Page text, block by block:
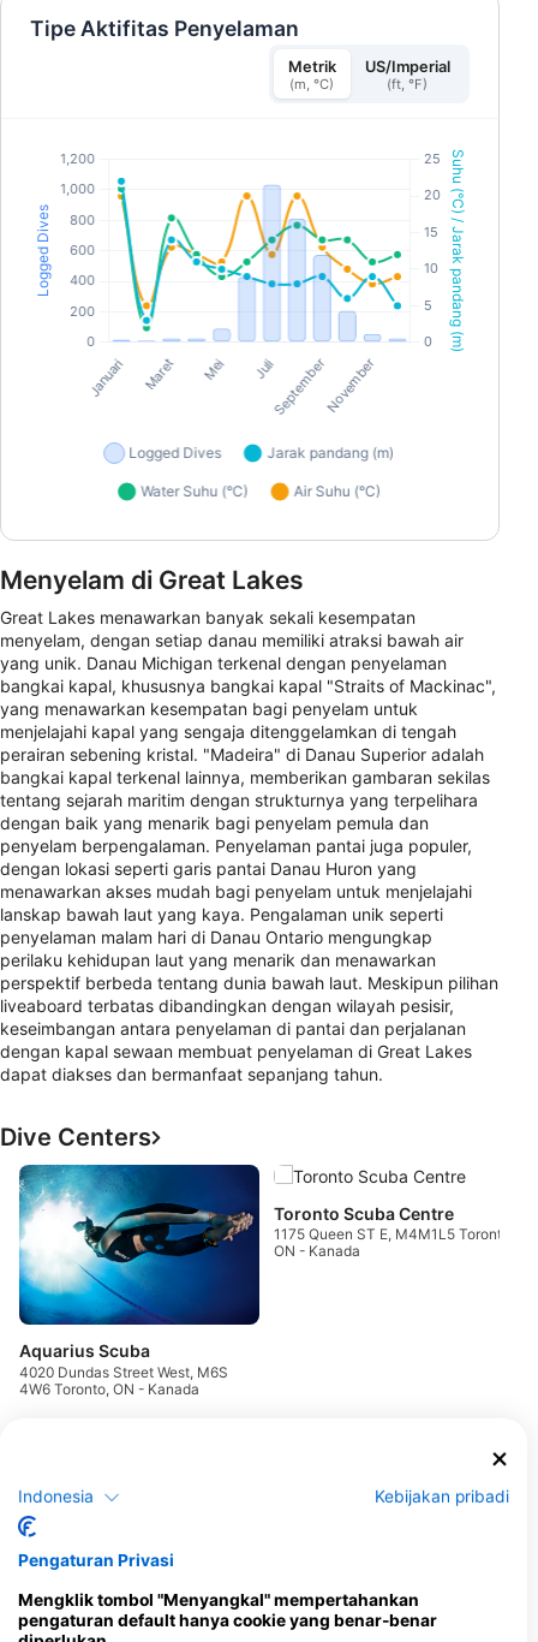
Tipe Aktifitas Penyelaman
Metrik
(m, °C)
US/Imperial
(ft, °F)
Menyelam di Great Lakes
Great Lakes menawarkan banyak sekali kesempatan
menyelam, dengan setiap danau memiliki atraksi bawah air
yang unik. Danau Michigan terkenal dengan penyelaman
bangkai kapal, khususnya bangkai kapal "Straits of Mackinac",
yang menawarkan kesempatan bagi penyelam untuk
menjelajahi kapal yang sengaja ditenggelamkan di tengah
perairan sebening kristal. "Madeira" di Danau Superior adalah
bangkai kapal terkenal lainnya, memberikan gambaran sekilas
tentang sejarah maritim dengan strukturnya yang terpelihara
dengan baik yang menarik bagi penyelam pemula dan
penyelam berpengalaman. Penyelaman pantai juga populer,
dengan lokasi seperti garis pantai Danau Huron yang
menawarkan akses mudah bagi penyelam untuk menjelajahi
lanskap bawah laut yang kaya. Pengalaman unik seperti
penyelaman malam hari di Danau Ontario mengungkap
perilaku kehidupan laut yang menarik dan menawarkan
perspektif berbeda tentang dunia bawah laut. Meskipun pilihan
liveaboard terbatas dibandingkan dengan wilayah pesisir,
keseimbangan antara penyelaman di pantai dan perjalanan
dengan kapal sewaan membuat penyelaman di Great Lakes
dapat diakses dan bermanfaat sepanjang tahun.
Dive Centers
Aquarius Scuba
4020 Dundas Street West, M6S
4W6 Toronto, ON - Kanada
Toronto Scuba Centre
1175 Queen ST E, M4M1L5 Toronto,
ON - Kanada
M6P 3M9 Toronto, ON -
Indonesia Kebijakan pribadi
Pengaturan Privasi
Mengklik tombol "Menyangkal" mempertahankan
pengaturan default hanya cookie yang benar-benar